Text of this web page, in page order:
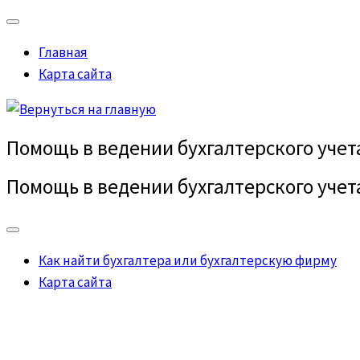
Главная
Карта сайта
Помощь в ведении бухгалтерского
Помощь в ведении бухгалтерского
Как найти бухгалтера или бухгалтерскую фирму
Карта сайта